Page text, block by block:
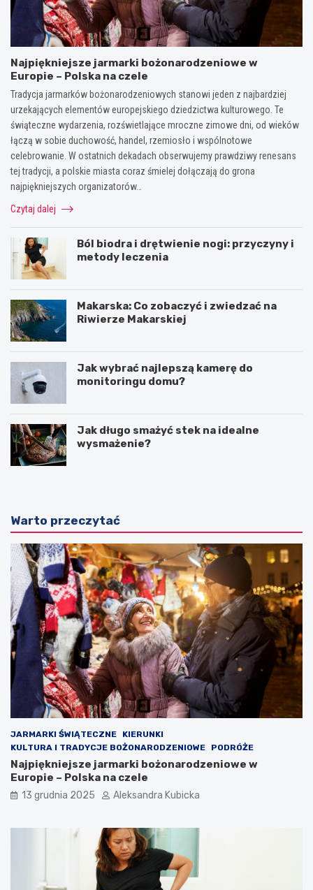
Najpiękniejsze jarmarki bożonarodzeniowe w
Europie – Polska na czele
Tradycja jarmarków bożonarodzeniowych stanowi jeden z najbardziej
urzekających elementów europejskiego dziedzictwa kulturowego. Te
świąteczne wydarzenia, rozświetlające mroczne zimowe dni, od wieków
łączą w sobie duchowość, handel, rzemiosło i wspólnotowe
celebrowanie. W ostatnich dekadach obserwujemy prawdziwy renesans
tej tradycji, a polskie miasta coraz śmielej dołączają do grona
najpiękniejszych organizatorów…
Czytaj dalej
Ból biodra i drętwienie nogi: przyczyny i
metody leczenia
Makarska: Co zobaczyć i zwiedzać na
Riwierze Makarskiej
Jak wybrać najlepszą kamerę do
monitoringu domu?
Jak długo smażyć stek na idealne
wysmażenie?
Warto przeczytać
JARMARKI ŚWIĄTECZNE
KIERUNKI
KULTURA I TRADYCJE BOŻONARODZENIOWE
PODRÓŻE
Najpiękniejsze jarmarki bożonarodzeniowe w
Europie – Polska na czele
13 grudnia 2025 Aleksandra Kubicka